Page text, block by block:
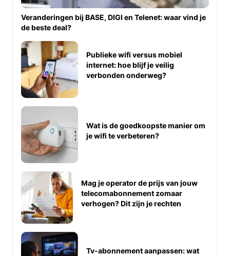
Veranderingen bij BASE, DIGI en Telenet: waar vind je
de beste deal?
Publieke wifi versus mobiel
internet: hoe blijf je veilig
verbonden onderweg?
Wat is de goedkoopste manier om
je wifi te verbeteren?
Mag je operator de prijs van jouw
telecomabonnement zomaar
verhogen? Dit zijn je rechten
Tv-abonnement aanpassen: wat